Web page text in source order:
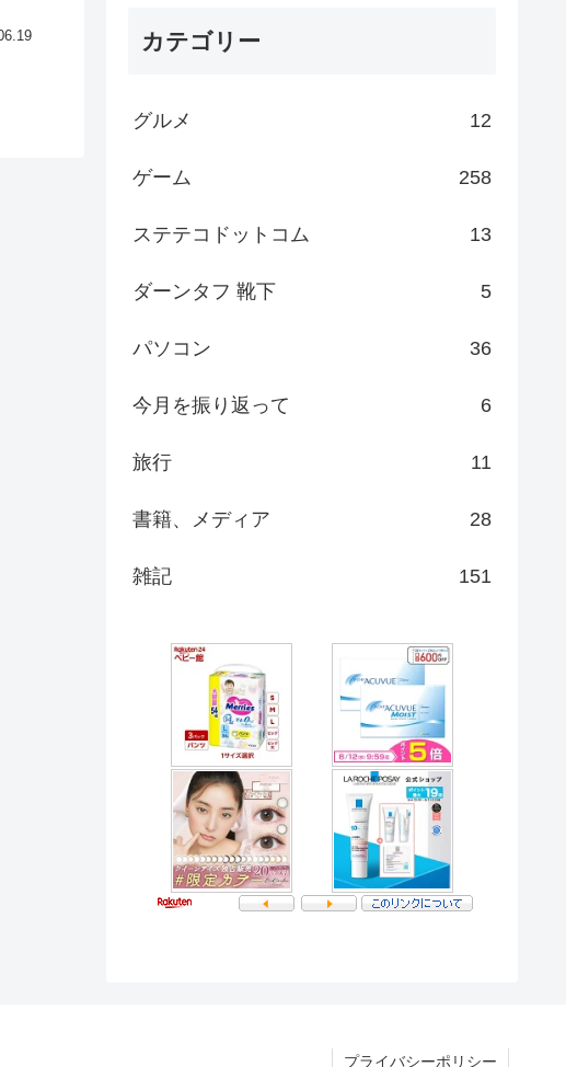
カテゴリー
グルメ 12
ゲーム 258
ステテコドットコム 13
ダーンタフ 靴下 5
パソコン 36
今月を振り返って 6
旅行 11
書籍、メディア 28
雑記 151
プライバシーポリシー